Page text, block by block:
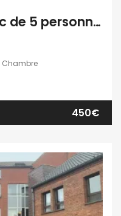
1 chambre dans coloc de 5 personnes à Mons
Chambre
450€